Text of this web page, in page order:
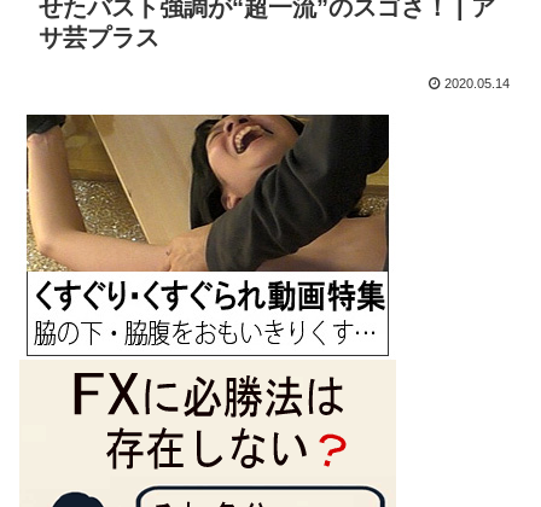
せたバスト強調が“超一流”のスゴさ！ | ア
サ芸プラス
2020.05.14